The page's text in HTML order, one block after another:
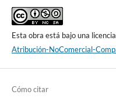
Esta obra está bajo una
Atribución-NoComercial-
Cómo citar